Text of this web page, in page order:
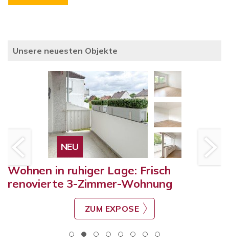
Unsere neuesten Objekte
NEU
Wohnen in ruhiger Lage: Frisch
renovierte 3-Zimmer-Wohnung
ZUM EXPOSE